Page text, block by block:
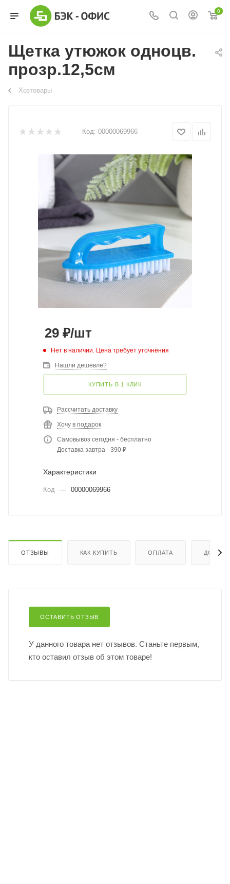
0
Щетка утюжок одноцв.
прозр.12,5см
Хозтовары
Код: 00000069966
29 ₽/шт
Нет в наличии. Цена требует уточнения
Нашли дешевле?
КУПИТЬ В 1 КЛИК
Рассчитать доставку
Хочу в подарок
Самовывоз сегодня - бесплатно
Доставка завтра - 390 ₽
Характеристики
Код — 00000069966
ОТЗЫВЫ КАК КУПИТЬ ОПЛАТА
ОСТАВИТЬ ОТЗЫВ
У данного товара нет отзывов. Станьте первым,
кто оставил отзыв об этом товаре!